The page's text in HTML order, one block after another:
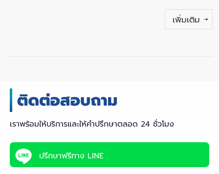
เพิ่มเติม
เราพร้อมให้บริการและให้คำปรึกษาตลอด 24 ชั่วโมง
ปรึกษาฟรีทาง LINE